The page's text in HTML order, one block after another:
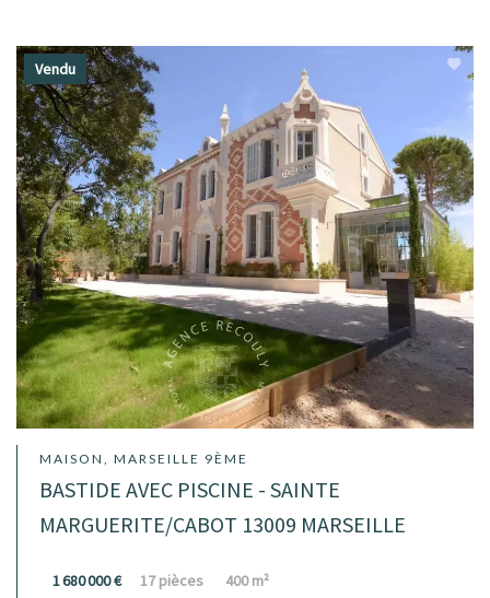
MAISON, MARSEILLE 9ÈME
BASTIDE AVEC PISCINE - SAINTE
MARGUERITE/CABOT 13009 MARSEILLE
1 680 000 € 17 pièces 400 m²
Vendu